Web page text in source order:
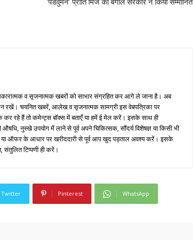
‘पैडवुमन’ प्रीति मिंज को बंगाल सरकार ने किया सम्मानित
व सृजनात्मक खबरों को साभार संग्रहित कर आगे ले जाना है। अब
रखें। चयनित खबरें, आलेख व सृजनात्मक सामग्री इस वेबपत्रिका पर
रहे हैं तो कमेन्ट्स बॉक्स में बताएँ या हमें ई मेल करें। इसके साथ ही
नुस्खे उपयोग में लाने से पूर्व अपने चिकित्सक, सौंदर्य विशेषज्ञ या किसी भी
या ऑफर के आधार पर खरीददारी से पूर्व आप खुद पड़ताल अवश्य करें। इसके
संतुलित टिप्पणी ही करें।
Twitter Pinterest WhatsApp